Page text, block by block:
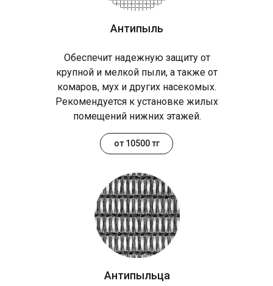
Антипыльца
Антипыль
Обеспечит надежную защиту от
крупной и мелкой пыли, а также от
комаров, мух и других насекомых.
Рекомендуется к установке жилых
помещений нижних этажей.
от 10500 тг